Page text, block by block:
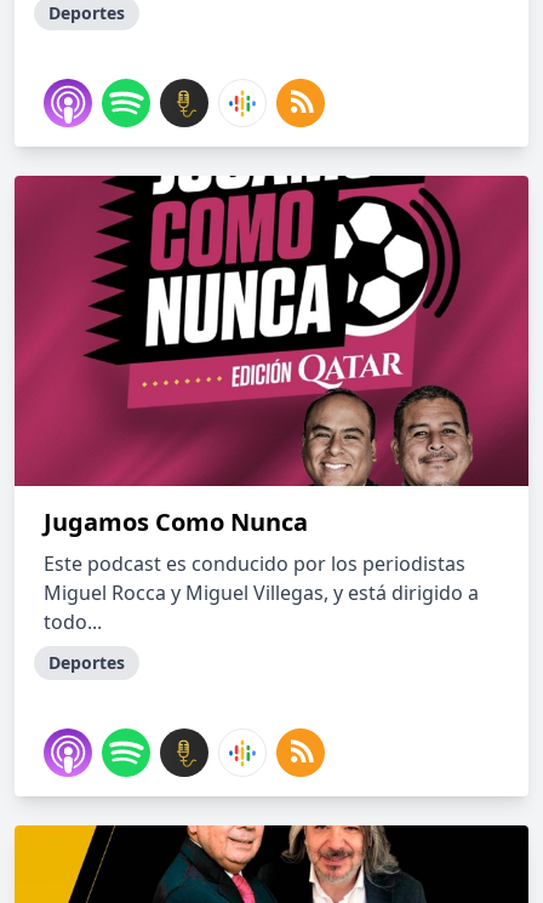
Deportes
Jugamos Como Nunca
Este podcast es conducido por los periodistas
Miguel Rocca y Miguel Villegas, y está dirigido a
todo...
Deportes